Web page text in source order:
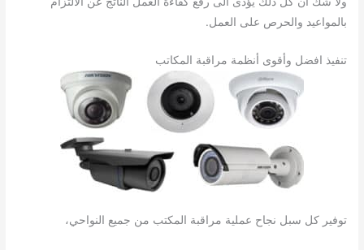
بالمواعيد والحرص على العمل.
تنفيذ افضل وأقوى أنظمة مراقبة المكاتب
توفير كل سبل نجاح عملية مراقبة المكتب من جميع النواحي،